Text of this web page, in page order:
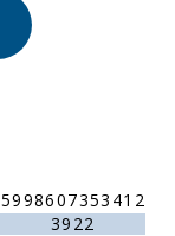
5998607353412
3922